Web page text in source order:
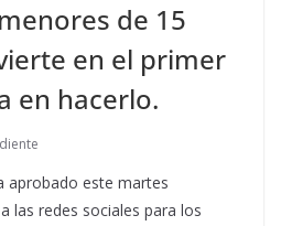
de 15
en el primer
en hacerlo.
aprobado este martes
las redes sociales para los